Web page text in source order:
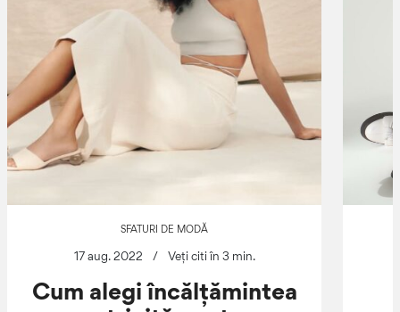
SFATURI DE MODĂ
17 aug. 2022 / Veți citi în 3 min.
Cum alegi încălțămintea